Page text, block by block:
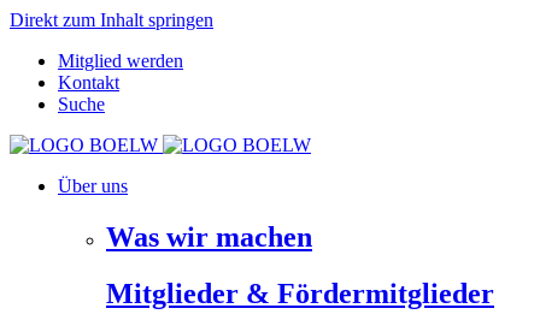
Direkt zum Inhalt springen
Mitglied werden
Kontakt
Suche
Über uns
Was wir machen
Mitglieder & Fördermitglieder